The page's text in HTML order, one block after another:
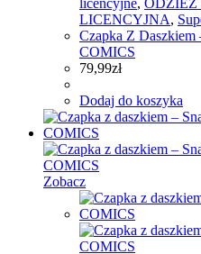
licencyjne,
LICENCYJNA,
Czapka Z
COMICS
79,99zł
Dodaj do koszyka
Zobacz